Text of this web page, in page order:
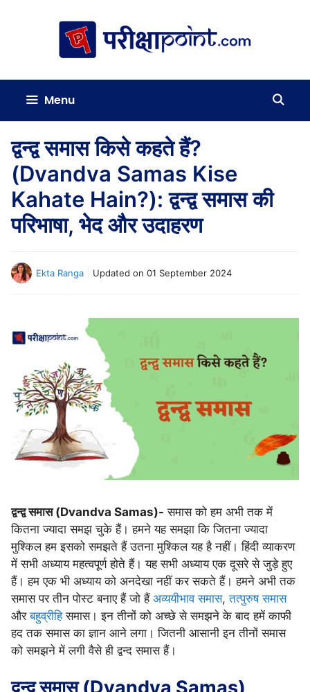
Menu
द्वन्द्व समास किसे कहते हैं?
(Dvandva Samas Kise
Kahate Hain?): द्वन्द्व समास की
परिभाषा, भेद और उदाहरण
Ekta Ranga Updated on 01 September 2024
द्वन्द्व समास (Dvandva Samas)- समास को हम अभी तक में
कितना ज्यादा समझ चुके हैं। हमने यह समझा कि जितना ज्यादा
मुश्किल हम इसको समझते हैं उतना मुश्किल यह है नहीं। हिंदी व्याकरण
में सभी अध्याय महत्वपूर्ण होते हैं। यह सभी अध्याय एक दूसरे से जुड़े हुए
हैं। हम एक भी अध्याय को अनदेखा नहीं कर सकते हैं। हमने अभी तक
समास पर तीन पोस्ट बनाए हैं जो हैं अव्ययीभाव समास,तत्पुरुष समास
औरबहुव्रीहिसमास। इन तीनों को अच्छे से समझने के बाद हमें काफी
हद तक समास का ज्ञान आने लगा। जितनी आसानी इन तीनों समास
को समझने में लगी वैसे ही द्वन्द समास हैं।